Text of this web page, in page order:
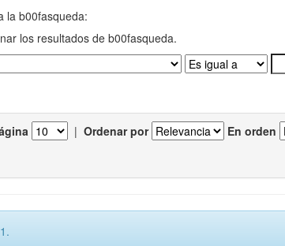
la b00fasqueda:
los resultados de b00fasqueda.
| Ordenar por En orden